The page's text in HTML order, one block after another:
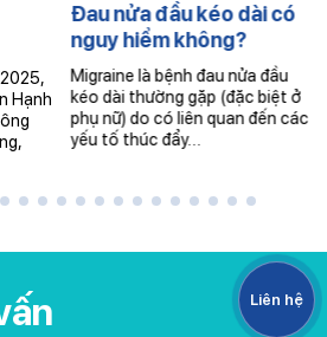
Hạnh
Đau nửa đầu kéo dài có
nguy hiểm không?
Migraine là bệnh đau nửa đầu
kéo dài thường gặp (đặc biệt ở
phụ nữ) do có liên quan đến các
yếu tố thúc đẩy…
Liên hệ